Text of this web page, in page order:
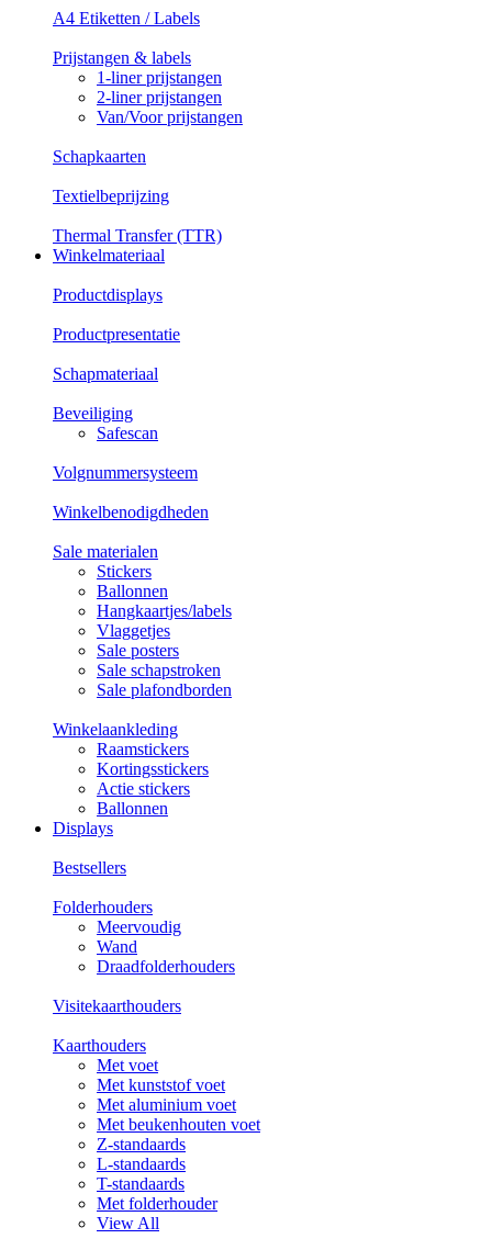
A4 Etiketten / Labels
Prijstangen & labels
1-liner prijstangen
2-liner prijstangen
Van/Voor prijstangen
Schapkaarten
Textielbeprijzing
Thermal Transfer (TTR)
Winkelmateriaal
Productdisplays
Productpresentatie
Schapmateriaal
Beveiliging
Safescan
Volgnummersysteem
Winkelbenodigdheden
Sale materialen
Stickers
Ballonnen
Hangkaartjes/labels
Vlaggetjes
Sale posters
Sale schapstroken
Sale plafondborden
Winkelaankleding
Raamstickers
Kortingsstickers
Actie stickers
Ballonnen
Displays
Bestsellers
Folderhouders
Meervoudig
Wand
Draadfolderhouders
Visitekaarthouders
Kaarthouders
Met voet
Met kunststof voet
Met aluminium voet
Met beukenhouten voet
Z-standaards
L-standaards
T-standaards
Met folderhouder
View All